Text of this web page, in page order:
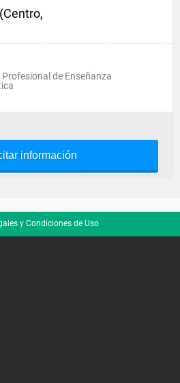
de Enseñanza
información
y Condiciones de Uso